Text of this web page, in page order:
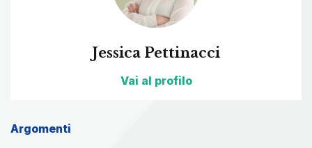
Jessica Pettinacci
Vai al profilo
Argomenti